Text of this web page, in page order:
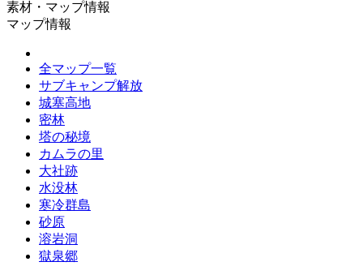
素材・マップ情報
マップ情報
全マップ一覧
サブキャンプ解放
城塞高地
密林
塔の秘境
カムラの里
大社跡
水没林
寒冷群島
砂原
溶岩洞
獄泉郷